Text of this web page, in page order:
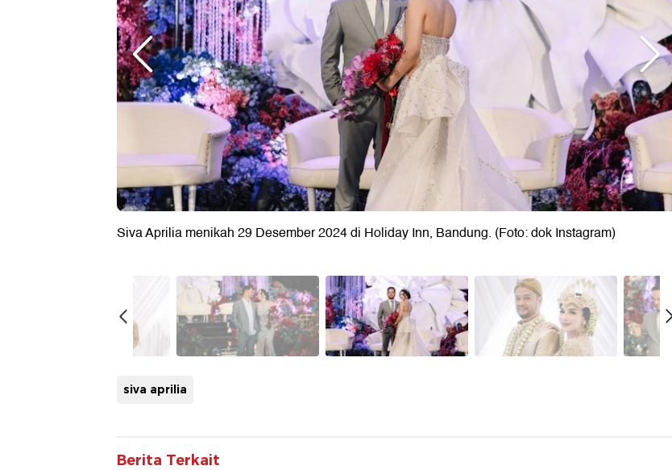
Siva Aprilia menikah 29 Desember 2024 di Holiday Inn, Bandung. (Foto: dok Instagram)
siva aprilia
Berita Terkait